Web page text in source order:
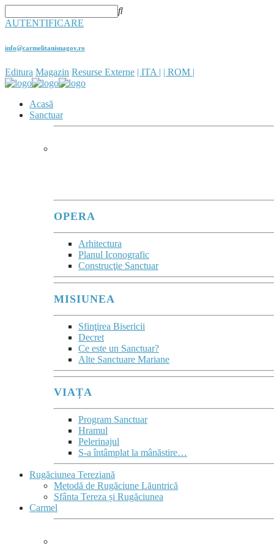
AUTENTIFICARE
info@carmelitanisnagov.ro
Editura Magazin Resurse Externe | ITA | | ROM |
Acasă
Sanctuar
OPERA
Arhitectura
Planul Iconografic
Construcţie Sanctuar
MISIUNEA
Sfinţirea Bisericii
Decret
Ce este un Sanctuar?
Alte Sanctuare Mariane
VIAȚA
Program Sanctuar
Hramul
Pelerinajul
S-a întâmplat la mânăstire…
Rugăciunea Tereziană
Metodă de Rugăciune Lăuntrică
Sfânta Tereza și Rugăciunea
Carmel